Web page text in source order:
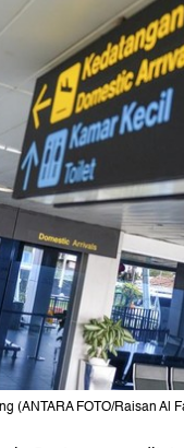
(ANTARA FOTO/Raisan Al